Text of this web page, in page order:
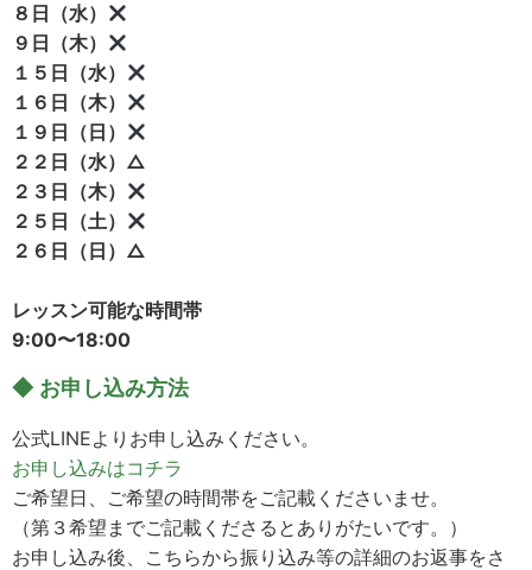
８日（水）
９日（木）
１５日（水）
１６日（木）
１９日（日）
２２日（水）△
２３日（木）
２５日（土）
２６日（日）△
レッスン可能な時間帯
9:00〜18:00
◆ お申し込み方法
公式LINEよりお申し込みください。
お申し込みはコチラ
ご希望日、ご希望の時間帯をご記載くださいませ。
（第３希望までご記載くださるとありがたいです。）
お申し込み後、こちらから振り込み等の詳細のお返事をさ